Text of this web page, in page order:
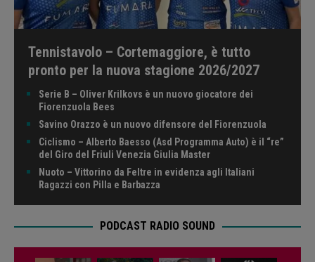
Tennistavolo – Cortemaggiore, è tutto
pronto per la nuova stagione 2026/2027
Serie B – Oliver Krilkovs è un nuovo giocatore dei
Fiorenzuola Bees
Savino Orazzo è un nuovo difensore del Fiorenzuola
Ciclismo – Alberto Baesso (Asd Programma Auto) è il “re”
del Giro del Friuli Venezia Giulia Master
Nuoto – Vittorino da Feltre in evidenza agli Italiani
Ragazzi con Pilla e Barbazza
PODCAST RADIO SOUND